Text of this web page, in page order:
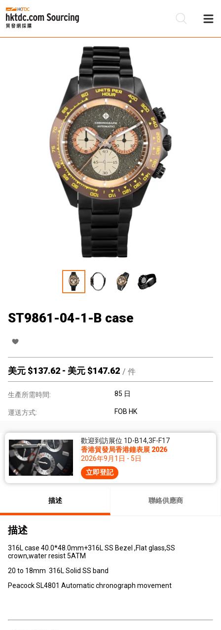
ST9861-04-1-B case
美元 $137.62 - 美元 $147.62 / 件
生產所需時間: 85 日
運送方式: FOB HK
歡迎到訪展位 1D-B14,3F-F17
香港貿發局香港鐘表展 2026
2026年9月1日 - 5日
立即登記
描述 聯絡供應商
描述
316L case 40.0*48.0mm+316L SS Bezel ,Flat glass,SS
crown,water resist 5ATM
20 to 18mm 316L Solid SS band
Peacock SL4801 Automatic chronograph movement